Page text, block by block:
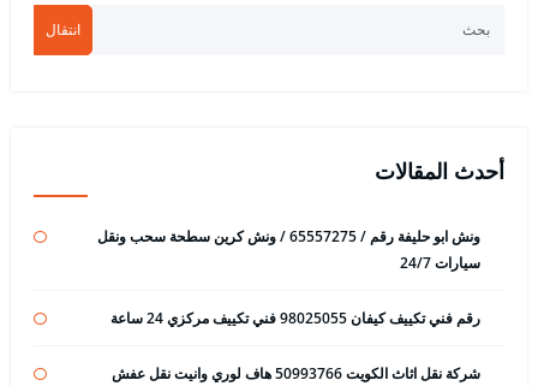
انتقال
أحدث المقالات
ونش ابو حليفة رقم / 65557275 / ونش كرين سطحة سحب ونقل
سيارات 24/7
رقم فني تكييف كيفان 98025055 فني تكييف مركزي 24 ساعة
شركة نقل اثاث الكويت 50993766 هاف لوري وانيت نقل عفش